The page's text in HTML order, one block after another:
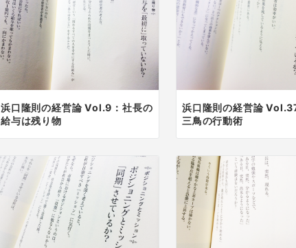
浜口隆則の経営論 Vol.9：社長の
給与は残り物
浜口隆則の経営論
三鳥の行動術